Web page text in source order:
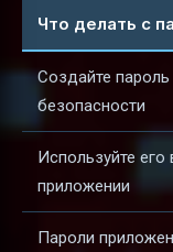
Что делать с
Создайте
безопасности
Используйте
приложении
Пароли